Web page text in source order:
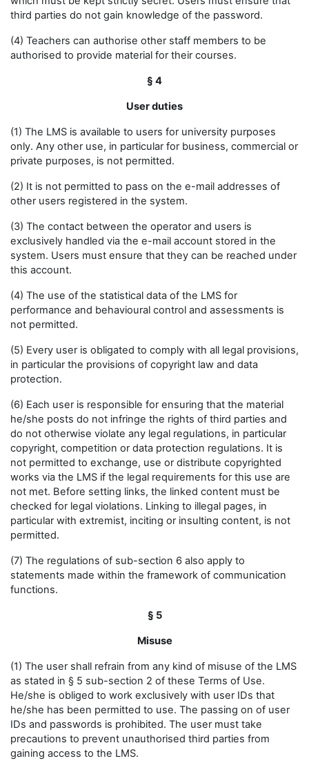
third parties do not gain knowledge of the password.
(4) Teachers can authorise other staff members to be
authorised to provide material for their courses.
§ 4
User duties
(1) The LMS is available to users for university purposes
only. Any other use, in particular for business, commercial or
private purposes, is not permitted.
(2) It is not permitted to pass on the e-mail addresses of
other users registered in the system.
(3) The contact between the operator and users is
exclusively handled via the e-mail account stored in the
system. Users must ensure that they can be reached under
this account.
(4) The use of the statistical data of the LMS for
performance and behavioural control and assessments is
not permitted.
(5) Every user is obligated to comply with all legal provisions,
in particular the provisions of copyright law and data
protection.
(6) Each user is responsible for ensuring that the material
he/she posts do not infringe the rights of third parties and
do not otherwise violate any legal regulations, in particular
copyright, competition or data protection regulations. It is
not permitted to exchange, use or distribute copyrighted
works via the LMS if the legal requirements for this use are
not met. Before setting links, the linked content must be
checked for legal violations. Linking to illegal pages, in
particular with extremist, inciting or insulting content, is not
permitted.
(7) The regulations of sub-section 6 also apply to
statements made within the framework of communication
functions.
§ 5
Misuse
(1) The user shall refrain from any kind of misuse of the LMS
as stated in § 5 sub-section 2 of these Terms of Use.
He/she is obliged to work exclusively with user IDs that
he/she has been permitted to use. The passing on of user
IDs and passwords is prohibited. The user must take
precautions to prevent unauthorised third parties from
gaining access to the LMS.